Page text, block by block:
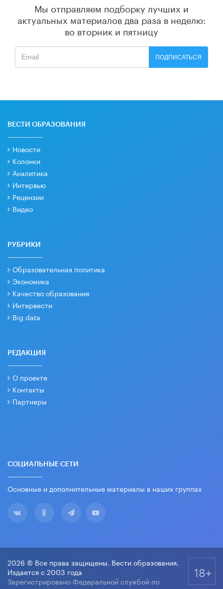
Мы отправляем подборку лучших и
актуальных материалов два раза в неделю:
во вторник и пятницу
ПОДПИСАТЬСЯ
ВЕСТИ ОБРАЗОВАНИЯ
Новости
Колонки
Аналитика
Интервью
Рецензии
Видео
РУБРИКИ
Образовательная политика
Экономика
Качество образования
Интервести
Big data
РЕДАКЦИЯ
О проекте
Контакты
Партнеры
СОЦИАЛЬНЫЕ СЕТИ
Основные и дополнительные материалы в наших группах
2026 © Все права защищены. Вести образования.
Издается с 2003 года
Зарегистрировано Федеральной службой по
18+